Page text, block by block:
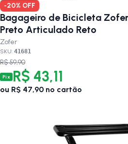
-20% OFF
Bagageiro de Bicicleta
Preto Articulado Reto
Zofer
SKU: 41681
R$ 59,90
Pix R$ 43,11
ou R$ 47,90 no cartão